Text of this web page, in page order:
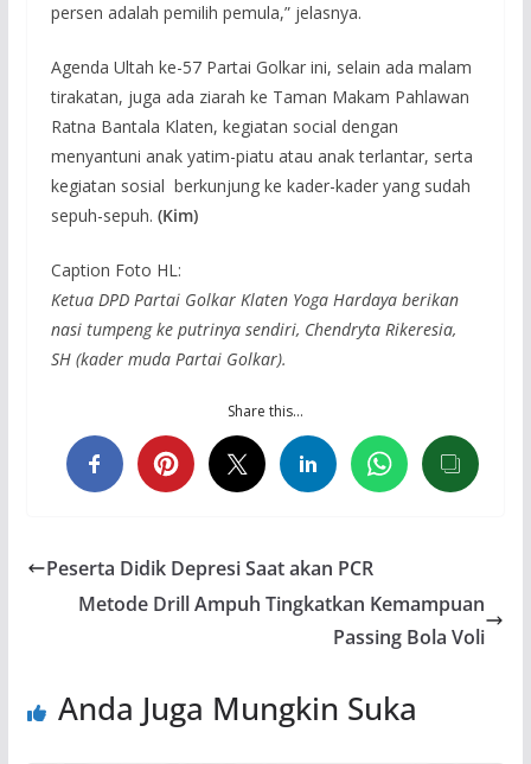
persen adalah pemilih pemula,” jelasnya.
Agenda Ultah ke-57 Partai Golkar ini, selain ada malam
tirakatan, juga ada ziarah ke Taman Makam Pahlawan
Ratna Bantala Klaten, kegiatan social dengan
menyantuni anak yatim-piatu atau anak terlantar, serta
kegiatan sosial berkunjung ke kader-kader yang sudah
sepuh-sepuh. (Kim)
Caption Foto HL:
Ketua DPD Partai Golkar Klaten Yoga Hardaya berikan
nasi tumpeng ke putrinya sendiri, Chendryta Rikeresia,
SH (kader muda Partai Golkar).
Share this…
Peserta Didik Depresi Saat akan PCR
Metode Drill Ampuh Tingkatkan Kemampuan
Passing Bola Voli
Anda Juga Mungkin Suka